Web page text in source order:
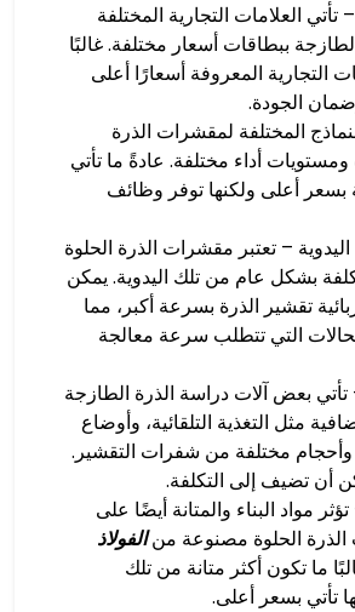
تأتي العلامات التجارية المختلفة
ببطاقات أسعار مختلفة. غالبًا
التجارية المعروفة أسعارًا أعلى
الجودة.
المختلفة لمقشرات الذرة
أداء مختلفة. عادةً ما تأتي
بسعر أعلى ولكنها توفر وظائف
اليدوية – تعتبر مقشرات الذرة الحلوة
تكلفة بشكل عام من تلك اليدوية. يمكن
تقشير الذرة بسرعة أكبر، مما
التي تتطلب سرعة معالجة
بعض آلات دراسة الذرة الطازجة
مثل التغذية التلقائية، وأوضاع
وأحجام مختلفة من شفرات التقشير.
أن تضيف إلى التكلفة.
مواد البناء والمتانة أيضًا على
الحلوة مصنوعة منالفولاذ
ما تكون أكثر متانة من تلك
تأتي بسعر أعلى.